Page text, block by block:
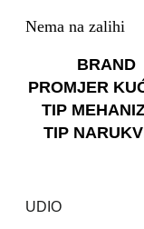
Nema na zalihi
BRAND
PROMJER
TIP
TIP
UDIO